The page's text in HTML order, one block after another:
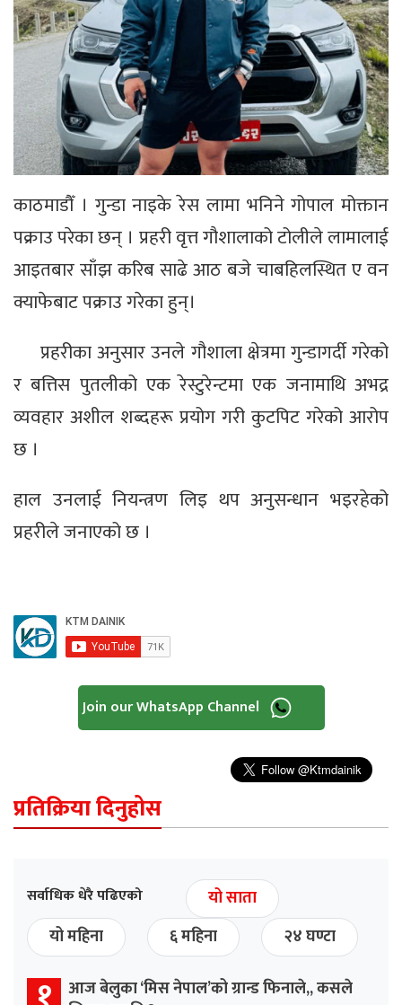
काठमाडौँ । गुन्डा नाइके रेस लामा भनिने गोपाल मोक्तान
पक्राउ परेका छन् । प्रहरी वृत्त गौशालाको टोलीले लामालाई
आइतबार साँझ करिब साढे आठ बजे चाबहिलस्थित ए वन
क्याफेबाट पक्राउ गरेका हुन्।
प्रहरीका अनुसार उनले गौशाला क्षेत्रमा गुन्डागर्दी गरेको
र बत्तिस पुतलीको एक रेस्टुरेन्टमा एक जनामाथि अभद्र
व्यवहार अशील शब्दहरू प्रयोग गरी कुटपिट गरेको आरोप
छ ।
हाल उनलाई नियन्त्रण लिइ थप अनुसन्धान भइरहेको
प्रहरीले जनाएको छ ।
Join our WhatsApp Channel
प्रतिक्रिया दिनुहोस
सर्वाधिक धेरै पढिएको
यो साता
यो महिना
६ महिना २४ घण्टा
आज बेलुका ‘मिस नेपाल’को ग्रान्ड फिनाले,, कसले